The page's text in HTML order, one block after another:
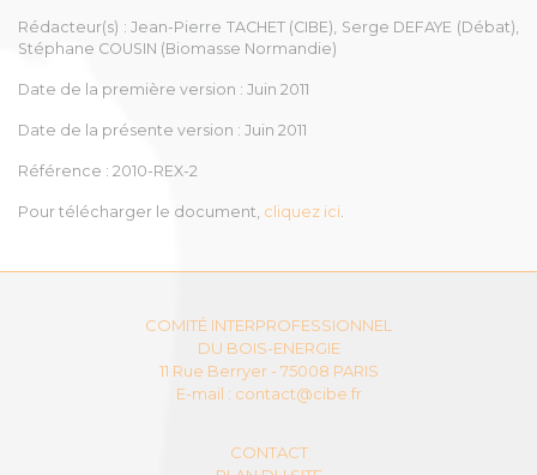
Rédacteur(s) : Jean-Pierre TACHET (CIBE), Serge DEFAYE (Débat),
Stéphane COUSIN (Biomasse Normandie)
Date de la première version : Juin 2011
Date de la présente version : Juin 2011
Référence : 2010-REX-2
Pour télécharger le document, cliquez ici.
COMITÉ INTERPROFESSIONNEL
DU BOIS-ENERGIE
11 Rue Berryer - 75008 PARIS
E-mail : contact@cibe.fr
CONTACT